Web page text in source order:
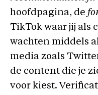
hoofdpagina, de
TikTok waar jij als
wachten middels
media zoals
de content die je
voor kiest.